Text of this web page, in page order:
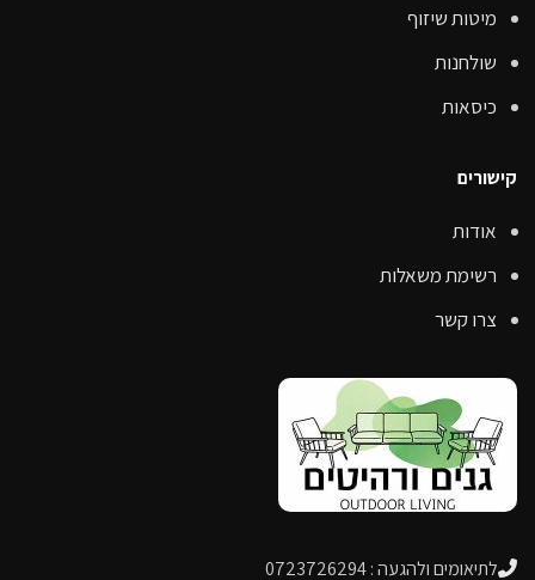
מיטות שיזוף
שולחנות
כיסאות
קישורים
אודות
רשימת משאלות
צרו קשר
לתיאומים ולהגעה : 0723726294